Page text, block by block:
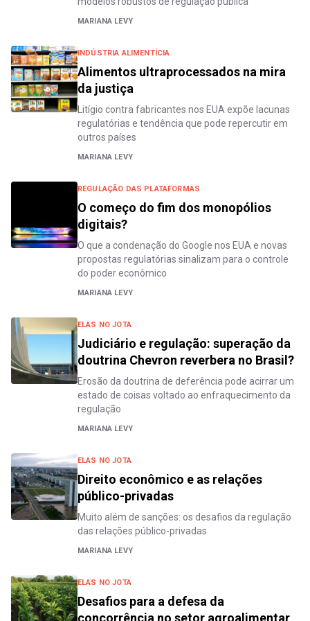
MARIANA LEVY
INDÚSTRIA ALIMENTÍCIA
Alimentos ultraprocessados na mira
da justiça
Litígio contra fabricantes nos EUA expõe lacunas
regulatórias e tendência que pode repercutir em
outros países
MARIANA LEVY
REGULAÇÃO DAS PLATAFORMAS
O começo do fim dos monopólios
digitais?
O que a condenação do Google nos EUA e novas
propostas regulatórias sinalizam para o controle
do poder econômico
MARIANA LEVY
ELAS NO JOTA
Judiciário e regulação: superação da
doutrina Chevron reverbera no Brasil?
Erosão da doutrina de deferência pode acirrar um
estado de coisas voltado ao enfraquecimento da
regulação
MARIANA LEVY
ELAS NO JOTA
Direito econômico e as relações
público-privadas
Muito além de sanções: os desafios da regulação
das relações público-privadas
MARIANA LEVY
ELAS NO JOTA
Desafios para a defesa da
concorrência no setor agroalimentar